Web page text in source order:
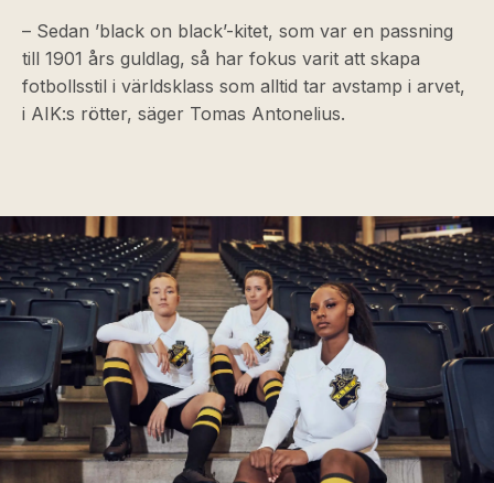
– Sedan ’black on black’-kitet, som var en passning
till 1901 års guldlag, så har fokus varit att skapa
fotbollsstil i världsklass som alltid tar avstamp i arvet,
i AIK:s rötter, säger Tomas Antonelius.